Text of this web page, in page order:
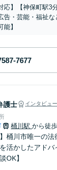
応】【神保町駅
告・芸能・福祉
】
護士 インタビュ
桶川駅 から徒
】桶川市唯一の
活かしたアド
OK】